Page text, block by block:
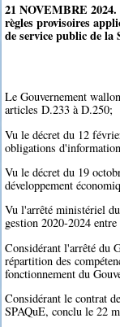
21 NOVEMBRE
règles provisoires
de service public de la
Le Gouvernement
articles D.233 à D.250;
Vu le décret du 12
obligations
Vu le décret du 19
développement
Vu l'arrêté ministériel
gestion 2020-2024
Considérant l'arrêté du
répartition des
fonctionnement du
Considérant le contrat
SPAQuE, conclu le 22